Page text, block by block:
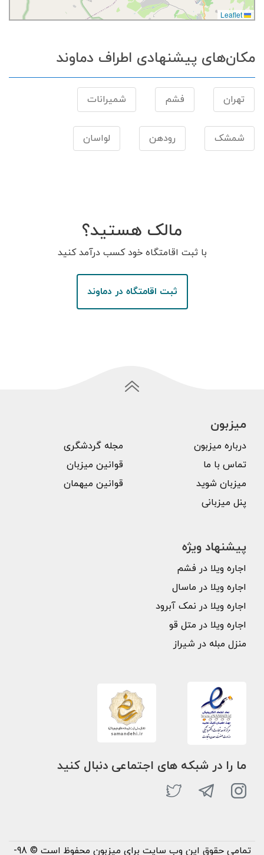
مکان‌های پیشنهادی اطراف دماوند
تهران فشم شمیرانات
شمشک رودهن لواسان
مالک هستید؟
با ثبت اقامتگاه خود کسب درآمد کنید
ثبت اقامتگاه در دماوند
میزبون
درباره میزبون
تماس با ما
میزبان شوید
پنل میزبانی
مجله گردشگری
قوانین میزبان
قوانین میهمان
پیشنهاد ویژه
اجاره ویلا در فشم
اجاره ویلا در ماسال
اجاره ویلا در نمک آبرود
اجاره ویلا در متل قو
منزل مبله در شیراز
ما را در شبکه های اجتماعی دنبال کنید
تمامی حقوق این وب سایت برای میزبون محفوظ است © 98-